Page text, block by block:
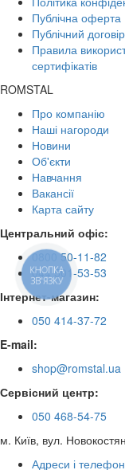
Публічна оферта
Публічний
Правила
сертифікатів
ROMSTAL
Про компанію
Наші нагороди
Новини
Об'єкти
Навчання
Вакансії
Карта сайту
Центральний офіс:
0800 50-11-82
044 501-53-53
Інтернет-магазин:
050 414-37-72
E-mail:
shop@romstal.ua
Сервісний центр:
050 468-54-75
м. Київ, вул.
Адреси і
КНОПКА
ЗВ'ЯЗКУ